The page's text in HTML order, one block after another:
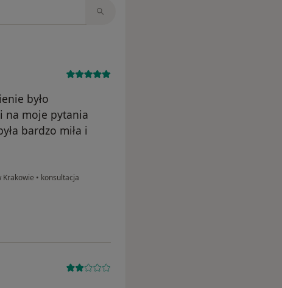
było
na moje pytania
bardzo miła i
Krakowie • konsultacja